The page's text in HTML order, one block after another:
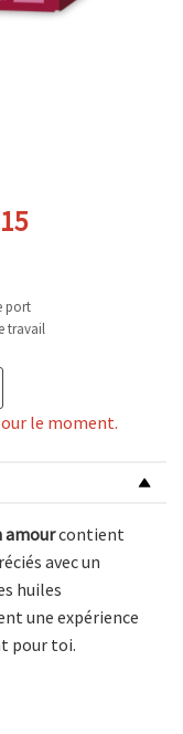
port
travail
le moment.
amourcontient
avec un
huiles
une expérience
pour toi.